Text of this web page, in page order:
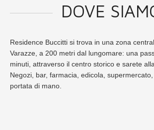
DOVE
Residence Buccitti si trova in una zona
Varazze, a 200 metri dal lungomare: una
minuti, attraverso il centro storico e sarete
Negozi, bar, farmacia, edicola,
portata di mano.